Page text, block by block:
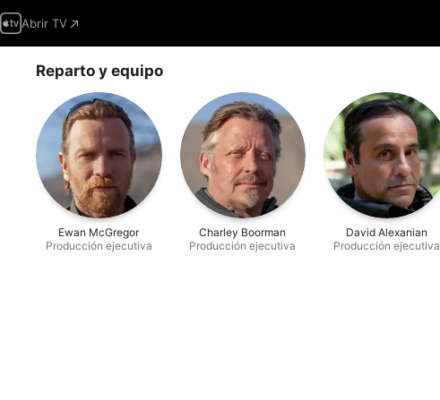
Abrir TV
Reparto y equipo
Ewan McGregor
Producción ejecutiva
Charley Boorman
Producción ejecutiva
David Alexanian
Producción ejecutiva